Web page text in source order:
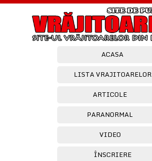
ACASA
LISTA VRAJITOARELOR
ARTICOLE
PARANORMAL
VIDEO
ÎNSCRIERE